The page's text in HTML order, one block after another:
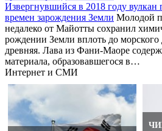
Извергнувшийся в 2018 году вулкан
времен зарождения Земли Молодой
недалеко от Майотты сохранил
рождении Земли вплоть до морского
древняя. Лава из Фани-Маоре
материала, образовавшегося в…
Интернет и СМИ